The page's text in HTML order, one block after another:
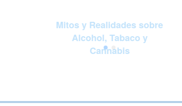
Mitos y Realidades sobre
Alcohol, Tabaco y
Cannabis